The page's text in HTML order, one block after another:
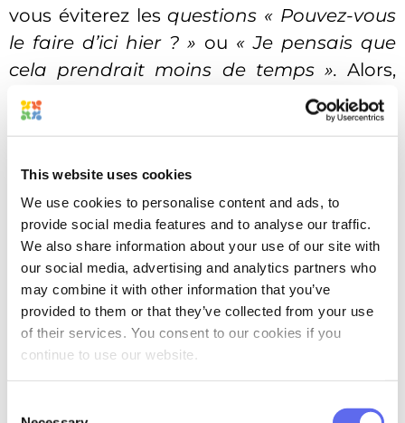
This website uses cookies
We use cookies to personalise content and ads, to
provide social media features and to analyse our traffic.
We also share information about your use of our site with
our social media, advertising and analytics partners who
may combine it with other information that you’ve
provided to them or that they’ve collected from your use
of their services. You consent to our cookies if you
continue to use our website.
vous éviterez lesquestions « Pouvez-vous
le faire d’ici hier ? » ou « Je pensais que
cela prendrait moins de temps ». Alors,
asseyez-vous et réfléchissez-y à deux fois
si investir du temps dans un brief créatif
heures vides d’allers-retours chaotiques
plus tard.
Comment rédiger un brief
créatif